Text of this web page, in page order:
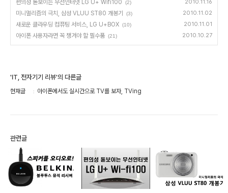
편의성 돋보이는 무선인터넷 LG U+ Wifi100 (2) 2010.11.16
미니멀리즘의 극치, 삼성 VLUU ST80 개봉기 (3) 2010.11.02
새로운 클라우딩 컴퓨팅 서비스, LG U+BOX (10) 2010.11.01
아이폰 사용자라면 꼭 챙겨야 할 필수품 (21) 2010.10.27
'IT, 전자기기 리뷰'의 다른글
현재글 아이폰에서도 실시간으로 TV를 보자, TVing
관련글